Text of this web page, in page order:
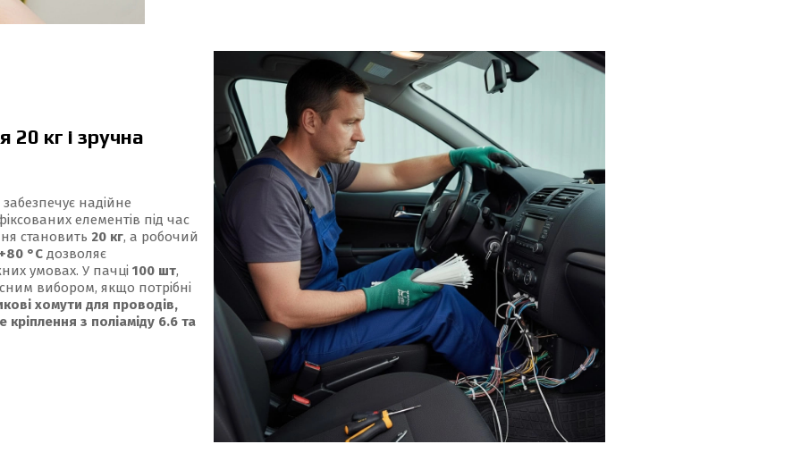
кг і зручна
надійне
елементів під час
становить 20 кг, а робочий
°С дозволяє
умовах. У пачці 100 шт,
вибором, якщо потрібні
хомути для проводів,
з поліаміду 6.6 та